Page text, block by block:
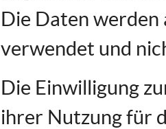
Die Daten
verwendet und
Die Einwilligung
ihrer Nutzung für